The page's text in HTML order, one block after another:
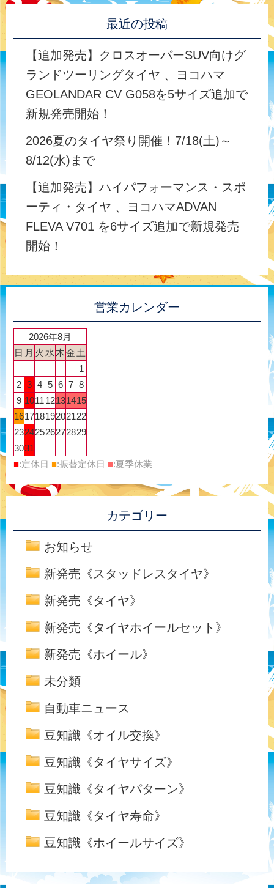
最近の投稿
【追加発売】クロスオーバーSUV向けグ
ランドツーリングタイヤ 、ヨコハマ
GEOLANDAR CV G058を5サイズ追加で
新規発売開始！
2026夏のタイヤ祭り開催！7/18(土)～
8/12(水)まで
【追加発売】ハイパフォーマンス・スポ
ーティ・タイヤ 、ヨコハマADVAN
FLEVA V701 を6サイズ追加で新規発売
開始！
営業カレンダー
2026年8月
日 月 火 水木金土
1
2 3 4 5 6 7 8
9 101112131415
16171819202122
23242526272829
3031
■:定休日 ■:振替定休日 ■:夏季休業
カテゴリー
お知らせ
新発売《スタッドレスタイヤ》
新発売《タイヤ》
新発売《タイヤホイールセット》
新発売《ホイール》
未分類
自動車ニュース
豆知識《オイル交換》
豆知識《タイヤサイズ》
豆知識《タイヤパターン》
豆知識《タイヤ寿命》
豆知識《ホイールサイズ》